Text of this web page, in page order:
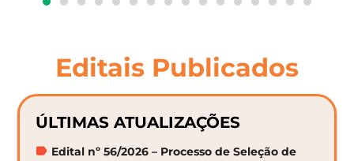
Editais Publicados
ÚLTIMAS ATUALIZAÇÕES
Edital nº 56/2026 – Processo de Seleção de